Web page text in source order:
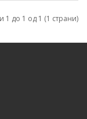
1 до 1 од 1 (1 страни)